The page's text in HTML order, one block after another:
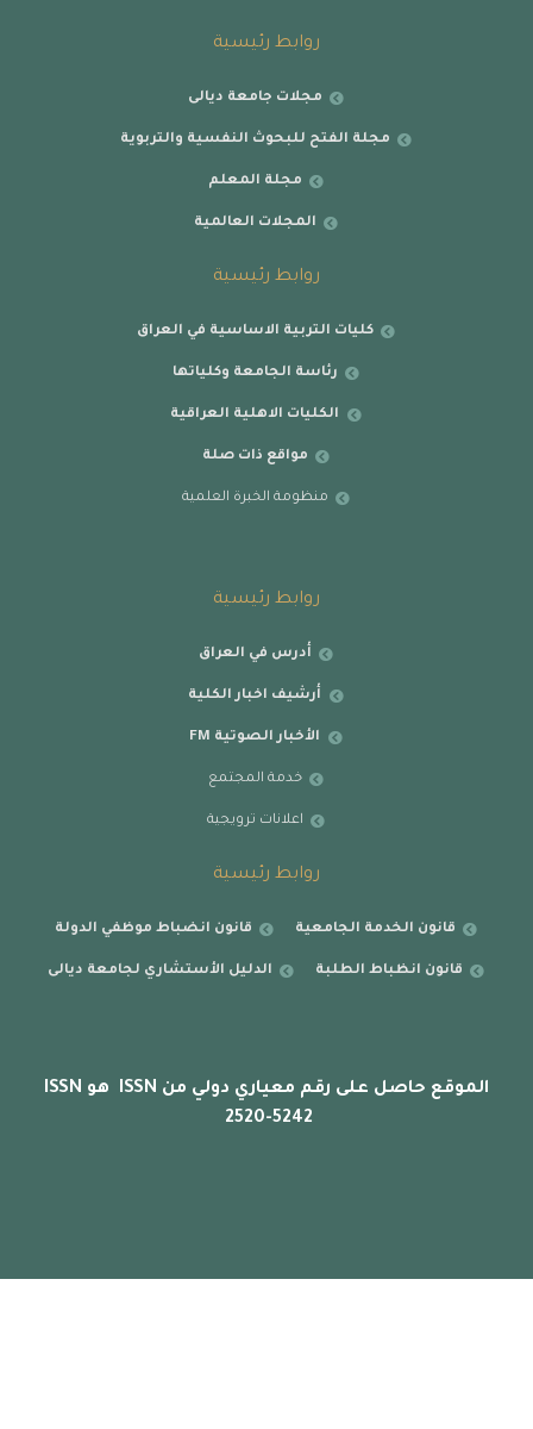
روابط رئيسية
مجلات جامعة ديالى
مجلة الفتح للبحوث النفسية والتربوية
مجلة المعلم
المجلات العالمية
روابط رئيسية
كليات التربية الاساسية في العراق
رئاسة الجامعة وكلياتها
الكليات الاهلية العراقية
مواقع ذات صلة
منظومة الخبرة العلمية
روابط رئيسية
أدرس في العراق
أرشيف اخبار الكلية
الأخبار الصوتية FM
خدمة المجتمع
اعلانات ترويجية
روابط رئيسية
قانون الخدمة الجامعية قانون انضباط موظفي الدولة
قانون انظباط الطلبة الدليل الأستشاري لجامعة ديالى
الموقع حاصل على رقم معياري دولي من ISSN هو ISSN
2520-5242